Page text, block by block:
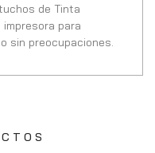
de Tinta
impresora para
sin preocupaciones.